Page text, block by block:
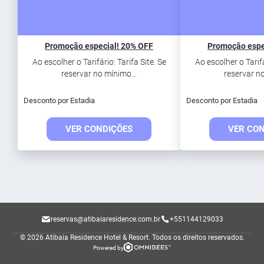
Promoção especial! 20% OFF
Ao escolher o Tarifário: Tarifa Site. Se
reservar no mínimo...
Desconto por Estadia
VER CONDIÇÕES
Promoção
Ao escolher o
reservar
Desconto por Estadia
VER
reservas@atibaiaresidence.com.br +551144129033
© 2026 Atibaia Residence Hotel & Resort. Todos os direitos reservados.
Powered by